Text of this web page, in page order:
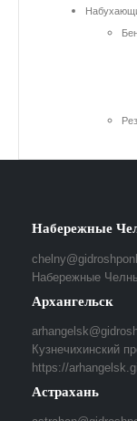
Набережные
Набережные
Архангельск
Кузнечихинский
https://
Астрахань